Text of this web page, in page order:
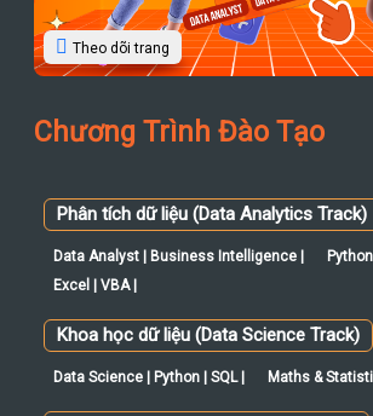
Theo dõi trang
Chương Trình Đào Tạo
Phân tích dữ liệu (Data Analytics Track)
Data Analyst | Business Intelligence |
Excel | VBA |
Khoa học dữ liệu (Data Science Track)
Data Science | Python | SQL | Maths &